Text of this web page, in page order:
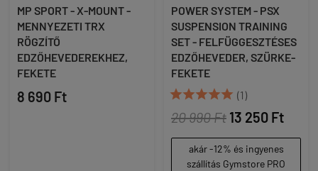
MP SPORT - X-MOUNT -
MENNYEZETI TRX
RÖGZÍTŐ
EDZŐHEVEDEREKHEZ,
FEKETE
8 690 Ft
POWER SYSTEM - PSX
SUSPENSION TRAINING
SET - FELFÜGGESZTÉSES
EDZŐHEVEDER, SZÜRKE-
FEKETE
 (1)
20 990 Ft 13 250 Ft
akár -12% és ingyenes
szállítás Gymstore PRO